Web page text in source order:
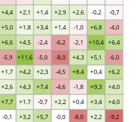
-0,1 +3,2 +5,7 -0,0 -8,0 +2,2 -9,2
+7,7 +1,7 -0,7 +2,2 +0,4 +3,4 +4,0
+2,6 +4,3 +7,4 -4,6 -1,8 +9,3 +4,0
+1,7 +4,2 +2,3 -4,5 +8,4 +0,4 +6,2
-5,9 +11,6 -5,0 -8,0 +4,3 +5,1 -6,0
+6,6 +4,5 -2,4 -6,2 -2,1 +10,4 +6,4
+5,0 +1,8 +3,4 +1,4 -1,0 +6,8 -4,0
+4,4 +2,1 +1,4 +2,9 +2,6 -0,2 -0,7